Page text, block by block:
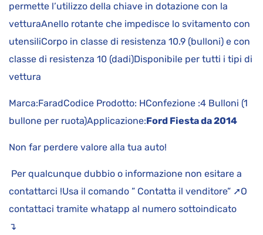
permette l’utilizzo della chiave in dotazione con la
vetturaAnello rotante che impedisce lo svitamento con
utensiliCorpo in classe di resistenza 10.9 (bulloni) e con
classe di resistenza 10 (dadi)Disponibile per tutti i tipi di
vettura
Marca:FaradCodice Prodotto: HConfezione :4 Bulloni (1
bullone per ruota)Applicazione:Ford Fiesta da 2014
Non far perdere valore alla tua auto!
Per qualcunque dubbio o informazione non esitare a
contattarci !Usa il comando ” Contatta il venditore” ➚O
contattaci tramite whatapp al numero sottoindicato
↴